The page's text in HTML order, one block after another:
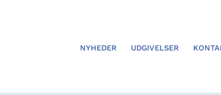
NYHEDER UDGIVELSER